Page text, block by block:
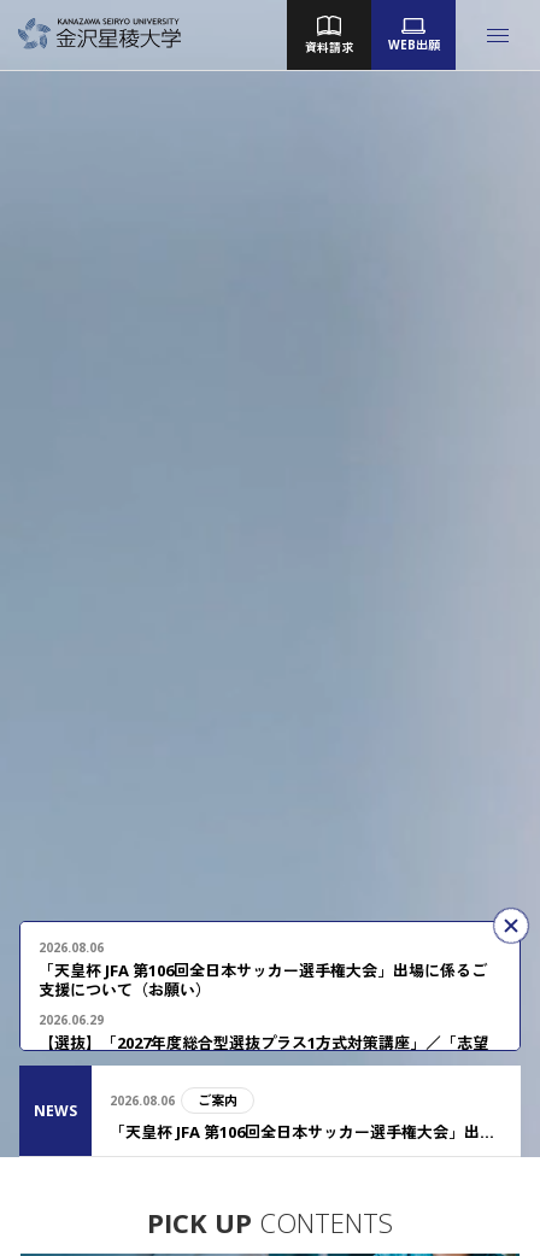
資料請求 WEB出願
2026.08.06
「天皇杯 JFA 第106回全日本サッカー選手権大会」出場に係るご
支援について（お願い）
2026.06.29
【選抜】「2027年度総合型選抜プラス1方式対策講座」／「志望
理由書の書き方講座」開催のお知らせ
NEWS 2026.08.06 ご案内
「天皇杯 JFA 第106回全日本サッカー選手権大会」出場に係るご支援について（お願い）
PICK UP CONTENTS